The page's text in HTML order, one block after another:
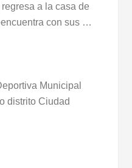
a la casa de
con sus …
Municipal
distrito Ciudad